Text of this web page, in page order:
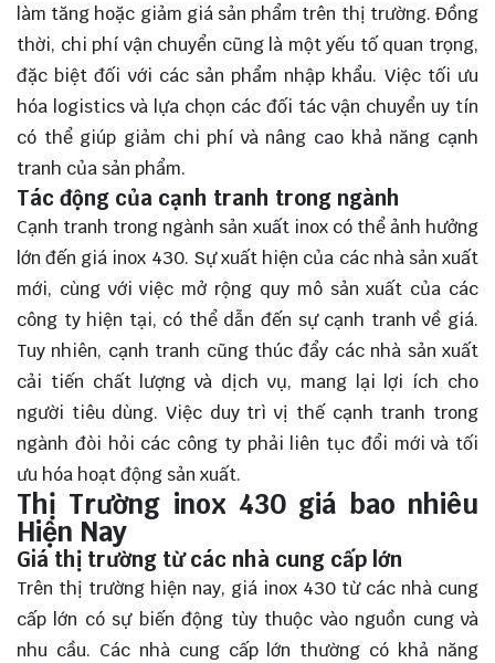
làm tăng hoặc giảm giá sản phẩm trên thị trường. Đồng
thời, chi phí vận chuyển cũng là một yếu tố quan trọng,
đặc biệt đối với các sản phẩm nhập khẩu. Việc tối ưu
hóa logistics và lựa chọn các đối tác vận chuyển uy tín
có thể giúp giảm chi phí và nâng cao khả năng cạnh
tranh của sản phẩm.
Tác động của cạnh tranh trong ngành
Cạnh tranh trong ngành sản xuất inox có thể ảnh hưởng
lớn đến giá inox 430. Sự xuất hiện của các nhà sản xuất
mới, cùng với việc mở rộng quy mô sản xuất của các
công ty hiện tại, có thể dẫn đến sự cạnh tranh về giá.
Tuy nhiên, cạnh tranh cũng thúc đẩy các nhà sản xuất
cải tiến chất lượng và dịch vụ, mang lại lợi ích cho
người tiêu dùng. Việc duy trì vị thế cạnh tranh trong
ngành đòi hỏi các công ty phải liên tục đổi mới và tối
ưu hóa hoạt động sản xuất.
Thị Trường inox 430 giá bao nhiêu
Hiện Nay
Giá thị trường từ các nhà cung cấp lớn
Trên thị trường hiện nay, giá inox 430 từ các nhà cung
cấp lớn có sự biến động tùy thuộc vào nguồn cung và
nhu cầu. Các nhà cung cấp lớn thường có khả năng